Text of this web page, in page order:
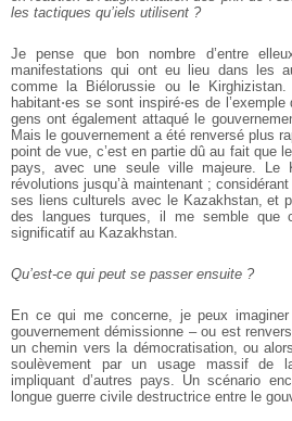
les tactiques qu’iels utilisent ?
Je pense que bon nombre d’entre
manifestations qui ont eu lieu dans les
comme la Biélorussie ou le
habitant⋅es se sont inspiré⋅es de
gens ont également attaqué le
Mais le gouvernement a été renversé plus
point de vue, c’est en partie dû au fait que
pays, avec une seule ville majeure. Le
révolutions jusqu’à maintenant ;
ses liens culturels avec le Kazakhstan, et
des langues turques, il me semble que
significatif au Kazakhstan.
Qu’est-ce qui peut se passer ensuite ?
En ce qui me concerne, je peux
gouvernement démissionne – ou est
un chemin vers la démocratisation, ou
soulèvement par un usage massif de
impliquant d’autres pays. Un scénario
longue guerre civile destructrice entre le